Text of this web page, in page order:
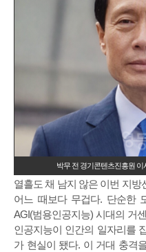
박무 전 경기콘텐츠진흥원
열흘도 채 남지 않은 이번 지
어느 때보다 무겁다. 단순한
AGI(범용인공지능) 시대의 거
인공지능이 인간의 일자리를
가 현실이 됐다. 이 거대 충격